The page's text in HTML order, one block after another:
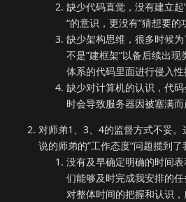
缺少代码直觉，没有建立
“的意识，更没有”猜想要的
缺少架构思维，很多时候
不是”建框架“以备后续出
体系的代码里面进行侵入性
缺少对计算机的认识，代
时会导致服务器因被塞满而
对师弟1、3、4的监督方式不妥
说的师弟的”工作态度“问题揽到了
没有及早确定明确的时间
们能够及时完成我安排的
对整体时间的把握和认识